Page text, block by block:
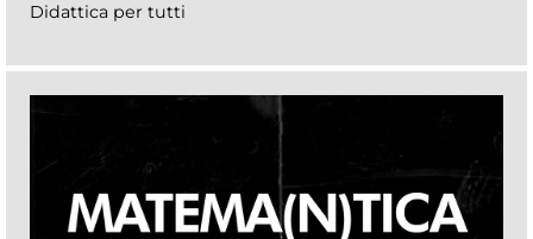
Didattica per tutti